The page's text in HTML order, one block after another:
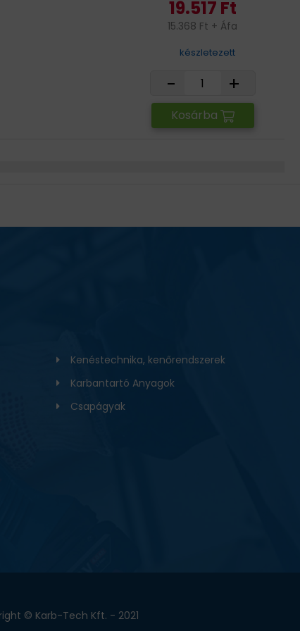
19.517 Ft
15.368 Ft + Áfa
készletezett
- +
Kosárba
Kenéstechnika, kenőrendszerek
Karbantartó Anyagok
Csapágyak
© Karb-Tech Kft. - 2021